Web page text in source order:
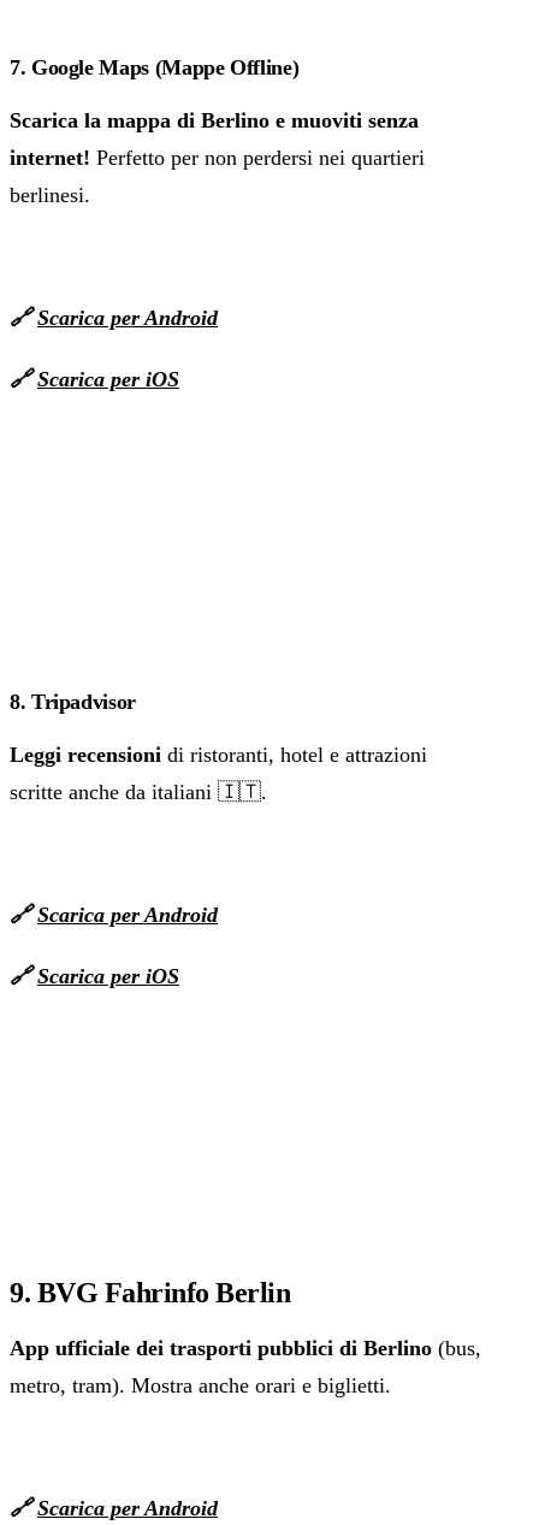
7. Google Maps (Mappe Offline)
Scarica la mappa di Berlino e muoviti senza
internet! Perfetto per non perdersi nei quartieri
berlinesi.
🔗 Scarica per Android
🔗 Scarica per iOS
8. Tripadvisor
Leggi recensioni di ristoranti, hotel e attrazioni
scritte anche da italiani 🇮🇹.
🔗 Scarica per Android
🔗 Scarica per iOS
9. BVG Fahrinfo Berlin
App ufficiale dei trasporti pubblici di Berlino (bus,
metro, tram). Mostra anche orari e biglietti.
🔗 Scarica per Android